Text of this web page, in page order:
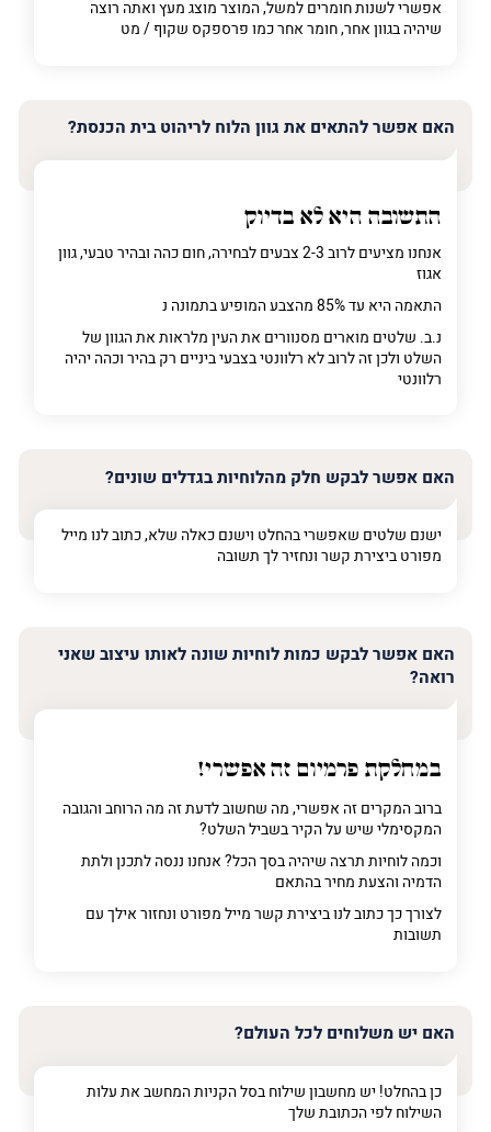
אפשרי לשנות חומרים למשל, המוצר מוצג מעץ ואתה רוצה
שיהיה בגוון אחר, חומר אחר כמו פרספקס שקוף / מט
האם אפשר להתאים את גוון הלוח לריהוט בית הכנסת?
התשובה היא לא בדיוק
אנחנו מציעים לרוב 2-3 צבעים לבחירה, חום כהה ובהיר טבעי, גוון
אגוז
התאמה היא עד 85% מהצבע המופיע בתמונה נ
נ.ב. שלטים מוארים מסנוורים את העין מלראות את הגוון של
השלט ולכן זה לרוב לא רלוונטי בצבעי ביניים רק בהיר וכהה יהיה
רלוונטי
האם אפשר לבקש חלק מהלוחיות בגדלים שונים?
ישנם שלטים שאפשרי בהחלט וישנם כאלה שלא, כתוב לנו מייל
מפורט ביצירת קשר ונחזיר לך תשובה
האם אפשר לבקש כמות לוחיות שונה לאותו עיצוב שאני
רואה?
במחלקת פרמיום זה אפשרי!
ברוב המקרים זה אפשרי, מה שחשוב לדעת זה מה הרוחב והגובה
המקסימלי שיש על הקיר בשביל השלט?
וכמה לוחיות תרצה שיהיה בסך הכל? אנחנו ננסה לתכנן ולתת
הדמיה והצעת מחיר בהתאם
לצורך כך כתוב לנו ביצירת קשר מייל מפורט ונחזור אילך עם
תשובות
האם יש משלוחים לכל העולם?
כן בהחלט! יש מחשבון שילוח בסל הקניות המחשב את עלות
השילוח לפי הכתובת שלך